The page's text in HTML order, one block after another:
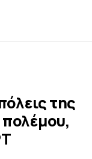
της